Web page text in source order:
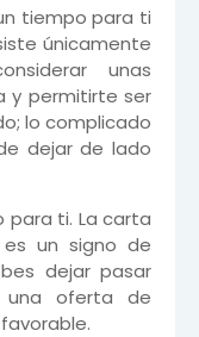
tiempo para ti
únicamente
unas
y permitirte ser
lo complicado
dejar de lado
para ti. La carta
un signo de
dejar pasar
una oferta de